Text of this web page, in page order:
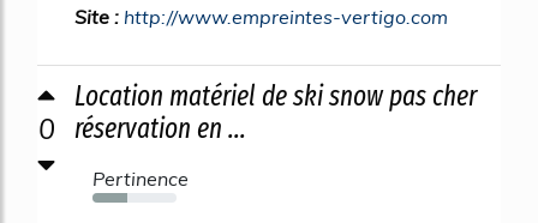
Site : http://www.empreintes-vertigo.com
0
Location matériel de ski snow pas cher
réservation en ...
Pertinence
41%